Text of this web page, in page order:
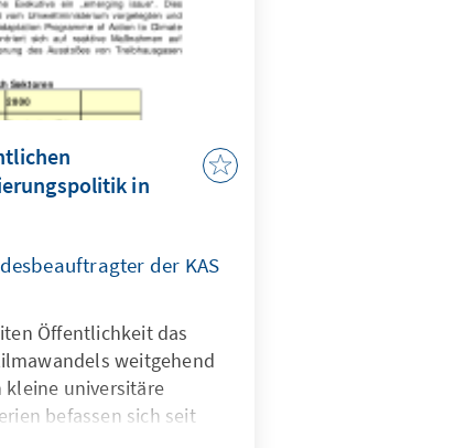
in
der KAS
Öffentlichkeit das
weitgehend
universitäre
befassen sich seit